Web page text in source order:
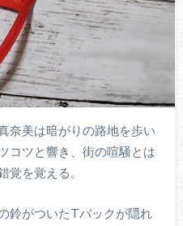
奈美は暗がりの路地を歩い
コツと響き、街の喧騒とは
覚を覚える。
鈴がついたTバックが隠れ